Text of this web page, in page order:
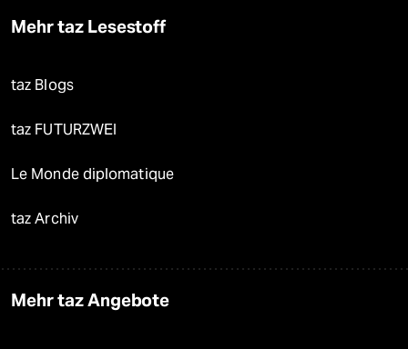
Mehr taz Lesestoff
taz Blogs
taz FUTURZWEI
Le Monde diplomatique
taz Archiv
Mehr taz Angebote